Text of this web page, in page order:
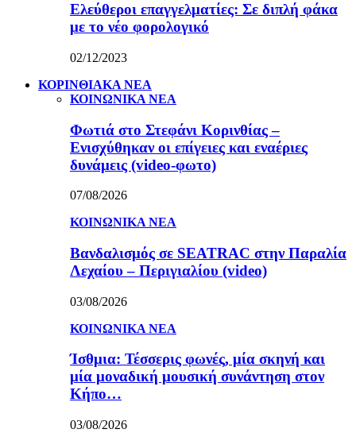
Ελεύθεροι επαγγελματίες: Σε διπλή φάκα
με το νέο φορολογικό
02/12/2023
ΚΟΡΙΝΘΙΑΚΑ ΝΕΑ
ΚΟΙΝΩΝΙΚΑ ΝΕΑ
Φωτιά στο Στεφάνι Κορινθίας –
Ενισχύθηκαν οι επίγειες και εναέριες
δυνάμεις (video-φωτο)
07/08/2026
ΚΟΙΝΩΝΙΚΑ ΝΕΑ
Βανδαλισμός σε SEATRAC στην Παραλία
Λεχαίου – Περιγιαλίου (video)
03/08/2026
ΚΟΙΝΩΝΙΚΑ ΝΕΑ
Ίσθμια: Τέσσερις φωνές, μία σκηνή και
μία μοναδική μουσική συνάντηση στον
Κήπο…
03/08/2026